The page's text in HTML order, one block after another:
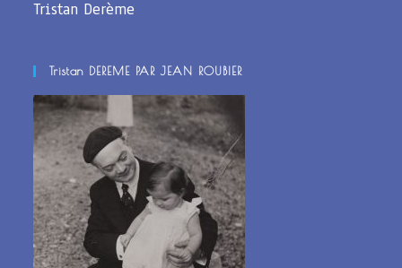
Tristan Derème
Tristan DEREME PAR JEAN ROUBIER